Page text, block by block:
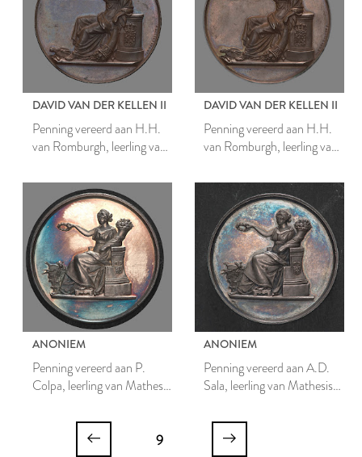
DAVID VAN DER KELLEN II
Penning vereerd aan H.H.
van Romburgh, leerling van
Genitrix
DAVID VAN DER KELLEN II
Penning vereerd aan H.H.
van Romburgh, leerling van
Genitrix
ANONIEM
Penning vereerd aan P.
Colpa, leerling van Mathesis
ANONIEM
Penning vereerd aan A.D.
Sala, leerling van Mathesis
9